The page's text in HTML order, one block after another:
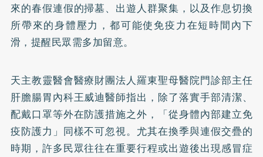
來的春假連假的掃墓、出遊人群聚集，以及作息切換
所帶來的身體壓力，都可能使免疫力在短時間內下
滑，提醒民眾需多加留意。
天主教靈醫會醫療財團法人羅東聖母醫院門診部主任
肝膽腸胃內科王威迪醫師指出，除了落實手部清潔、
配戴口罩等外在防護措施之外，「從身體內部建立免
疫防護力」同樣不可忽視。尤其在換季與連假交疊的
時期，許多民眾往往在重要行程或出遊後出現感冒症